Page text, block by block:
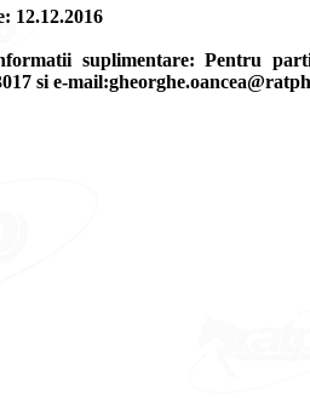
12.12.2016
suplimentare: Pentru
si e-